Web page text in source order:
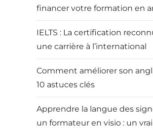
financer votre formation en
IELTS : La certification
une carrière à l’international
Comment améliorer son
10 astuces clés
Apprendre la langue des
un formateur en visio : un